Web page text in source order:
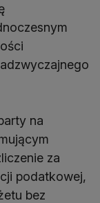
na
za
podatkowej,
bez